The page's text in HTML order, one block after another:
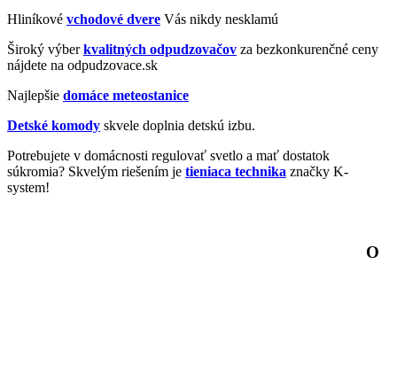
Hliníkové vchodové dvere Vás nikdy nesklamú
Široký výberkvalitných odpudzovačov za bezkonkurenčné ceny
nájdete na odpudzovace.sk
Najlepšie domáce meteostanice
Detské komody skvele doplnia detskú izbu.
Potrebujete v domácnosti regulovať svetlo a mať dostatok
súkromia? Skvelým riešením je tieniaca technika značky K-
system!
O